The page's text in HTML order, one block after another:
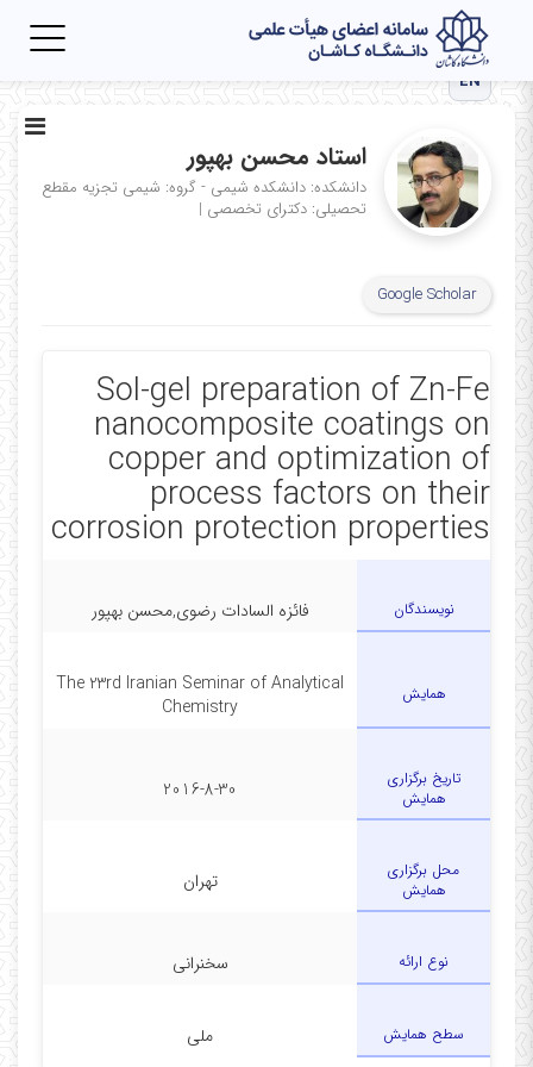
EN
استاد محسن بهپور
دانشکده: دانشکده شیمی - گروه: شیمی تجزیه مقطع
تحصیلی: دکترای تخصصی |
Google Scholar
Sol-gel preparation of Zn-Fe
nanocomposite coatings on
copper and optimization of
process factors on their
corrosion protection properties
نویسندگان فائزه السادات رضوی,محسن بهپور
همایش
The 23rd Iranian Seminar of Analytical
Chemistry
تاریخ برگزاری
همایش
2016-8-30
محل برگزاری
همایش
تهران
نوع ارائه سخنرانی
سطح همایش ملی